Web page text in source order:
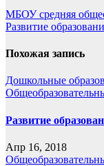
МБОУ средняя
Развитие
Похожая запись
Дошкольные
Развитие
Апр 16, 2018